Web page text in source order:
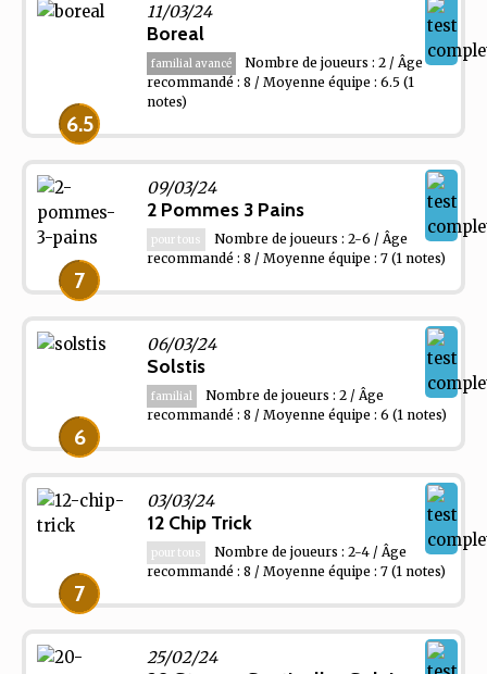
6.5
11/03/24
Boreal
familial avancé
Nombre de joueurs : 2 / Âge
recommandé : 8 / Moyenne équipe : 6.5 (1
notes)
7
09/03/24
2 Pommes 3 Pains
pour tous
Nombre de joueurs : 2-6 / Âge
recommandé : 8 / Moyenne équipe : 7 (1 notes)
6
06/03/24
Solstis
familial
Nombre de joueurs : 2 / Âge
recommandé : 8 / Moyenne équipe : 6 (1 notes)
7
03/03/24
12 Chip Trick
pour tous
Nombre de joueurs : 2-4 / Âge
recommandé : 8 / Moyenne équipe : 7 (1 notes)
25/02/24